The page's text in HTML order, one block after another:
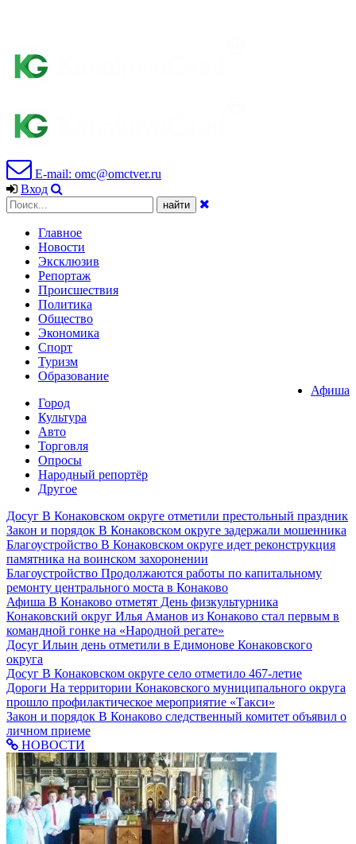
E-mail: omc@omctver.ru
Вход
Главное
Новости
Эксклюзив
Репортаж
Происшествия
Политика
Общество
Экономика
Спорт
Туризм
Образование
Афиша
Город
Культура
Авто
Торговля
Опросы
Народный репортёр
Другое
Досуг В Конаковском округе отметили престольный праздник
Закон и порядок В Конаковском округе задержали мошенника
Благоустройство В Конаковском округе идет реконструкция
памятника на воинском захоронении
Благоустройство Продолжаются работы по капитальному
ремонту центрального моста в Конаково
Афиша В Конаково отметят День физкультурника
Конаковский округ Илья Аманов из Конаково стал первым в
командной гонке на «Народной регате»
Досуг Ильин день отметили в Едимонове Конаковского
округа
Досуг В Конаковском округе село отметило 467-летие
Дороги На территории Конаковского муниципального округа
прошло профилактическое мероприятие «Такси»
Закон и порядок В Конаково следственный комитет объявил о
личном приеме
НОВОСТИ